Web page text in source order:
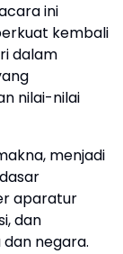
ini
kembali
dalam
nilai-nilai
menjadi
aparatur
dan
negara.